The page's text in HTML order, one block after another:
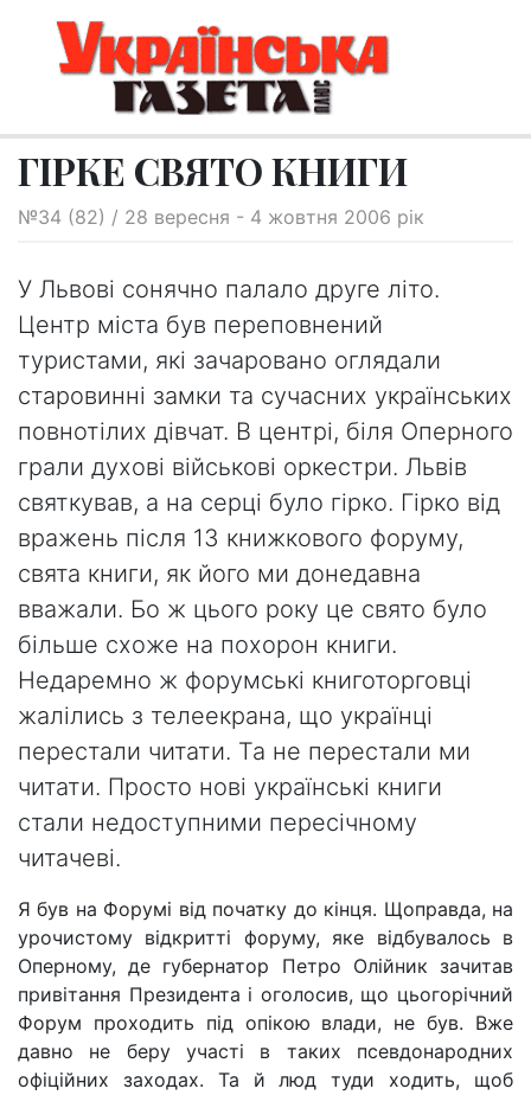
ГІРКЕ СВЯТО КНИГИ
№34 (82) / 28 вересня - 4 жовтня 2006 рік
У Львові сонячно палало друге літо.
Центр міста був переповнений
туристами, які зачаровано оглядали
старовинні замки та сучасних українських
повнотілих дівчат. В центрі, біля Оперного
грали духові військові оркестри. Львів
святкував, а на серці було гірко. Гірко від
вражень після 13 книжкового форуму,
свята книги, як його ми донедавна
вважали. Бо ж цього року це свято було
більше схоже на похорон книги.
Недаремно ж форумські книготорговці
жалілись з телеекрана, що українці
перестали читати. Та не перестали ми
читати. Просто нові українські книги
стали недоступними пересічному
читачеві.
Я був на Форумі від початку до кінця. Щоправда, на
урочистому відкритті форуму, яке відбувалось в
Оперному, де губернатор Петро Олійник зачитав
привітання Президента і оголосив, що цьогорічний
Форум проходить під опікою влади, не був. Вже
давно не беру участі в таких псевдонародних
офіційних заходах. Та й люд туди ходить, щоб